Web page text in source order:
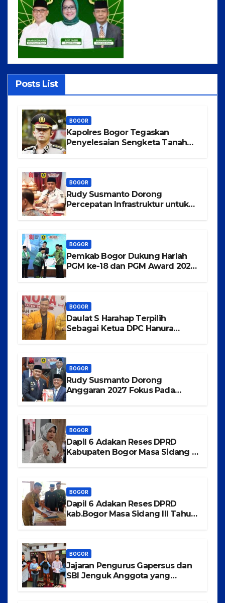
Posts List
BOGOR
Kapolres Bogor Tegaskan
Penyelesaian Sengketa Tanah
BOGOR
Rudy Susmanto Dorong
Percepatan Infrastruktur untuk
BOGOR
Pemkab Bogor Dukung Harlah
PGM ke-18 dan PGM Award 2026,
BOGOR
Daulat S Harahap Terpilih
Sebagai Ketua DPC Hanura
BOGOR
Rudy Susmanto Dorong
Anggaran 2027 Fokus Pada
BOGOR
Dapil 6 Adakan Reses DPRD
Kabupaten Bogor Masa Sidang III
BOGOR
Dapil 6 Adakan Reses DPRD
kab.Bogor Masa Sidang III Tahun
BOGOR
Jajaran Pengurus Gapersus dan
SBI Jenguk Anggota yang